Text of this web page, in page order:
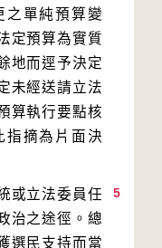
之單純預算變
定預算為實質
地而逕予決定
未經送請立法
算執行要點核
指摘為片面決
5
立法委員任
治之途徑。總
選民支持而當